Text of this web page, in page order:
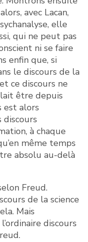
avec Lacan,
elle
qui ne peut pas
ni se faire
enfin que, si
le discours de la
ce discours ne
être depuis
est alors
à chaque
même temps
absolu au-delà
Freud.
de la science
Mais
discours